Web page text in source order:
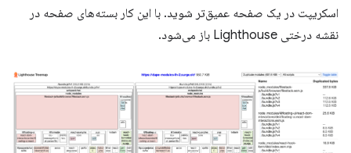
اسکریپت در یک صفحه عمیق‌تر شوید. با این کار بسته‌های صفحه در
نقشه درختی Lighthouse باز می‌شود.